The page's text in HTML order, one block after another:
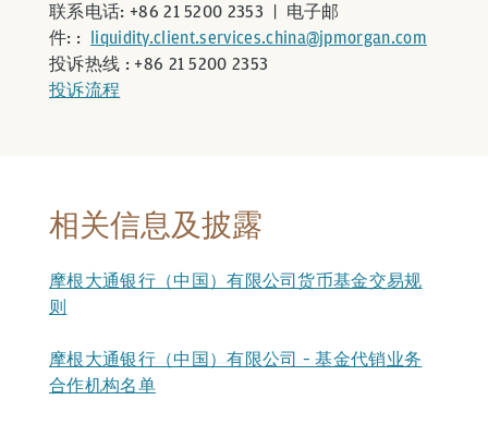
联系电话: +86 21 5200 2353 | 电子邮
件: :
liquidity.client.services.china@jpmorgan.com
投诉热线 : +86 21 5200 2353
投诉流程
相关信息及披露
摩根大通银行（中国）有限公司货币基金交易规
则
摩根大通银行（中国）有限公司 – 基金代销业务
合作机构名单